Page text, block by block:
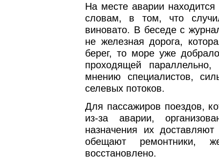
На месте аварии
словам, в том, что
виновато. В беседе с
не железная дорога,
берег, то море уже
проходящей
мнению специалистов,
селевых потоков.
Для пассажиров поездов,
из-за аварии,
назначения их
обещают ремонтники,
восстановлено.